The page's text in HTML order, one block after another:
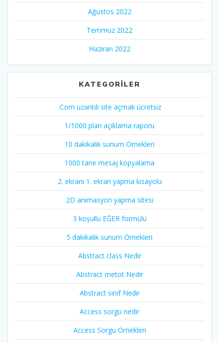
Ağustos 2022
Temmuz 2022
Haziran 2022
KATEGORILER
.Com uzantılı site açmak ücretsiz
1/1000 plan açıklama raporu
10 dakikalık sunum Örnekleri
1000 tane mesaj kopyalama
2. ekranı 1. ekran yapma kısayolu
2D animasyon yapma sitesi
3 koşullu EĞER formülü
5 dakikalık sunum Örnekleri
Abstract class Nedir
Abstract metot Nedir
Abstract sınıf Nedir
Access sorgu nedir
Access Sorgu Örnekleri